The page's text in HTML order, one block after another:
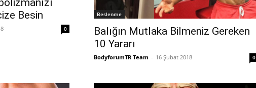
Besin
0
Beslenme
Balığın Mutlaka Bilmeniz Gereken
10 Yararı
BodyforumTR Team - 16 Şubat 2018 0